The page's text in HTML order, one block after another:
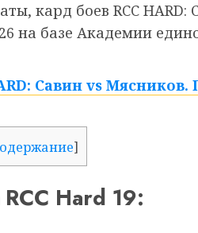
кард боев RCC HARD:
на базе Академии
Савин vs
]
Hard 19: